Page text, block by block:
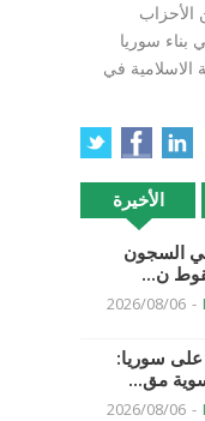
بناء سوريا
الاسلامية في
الأخيرة
في السجون
ن...
-
2026/08/06
على سوريا:
مق...
-
2026/08/06